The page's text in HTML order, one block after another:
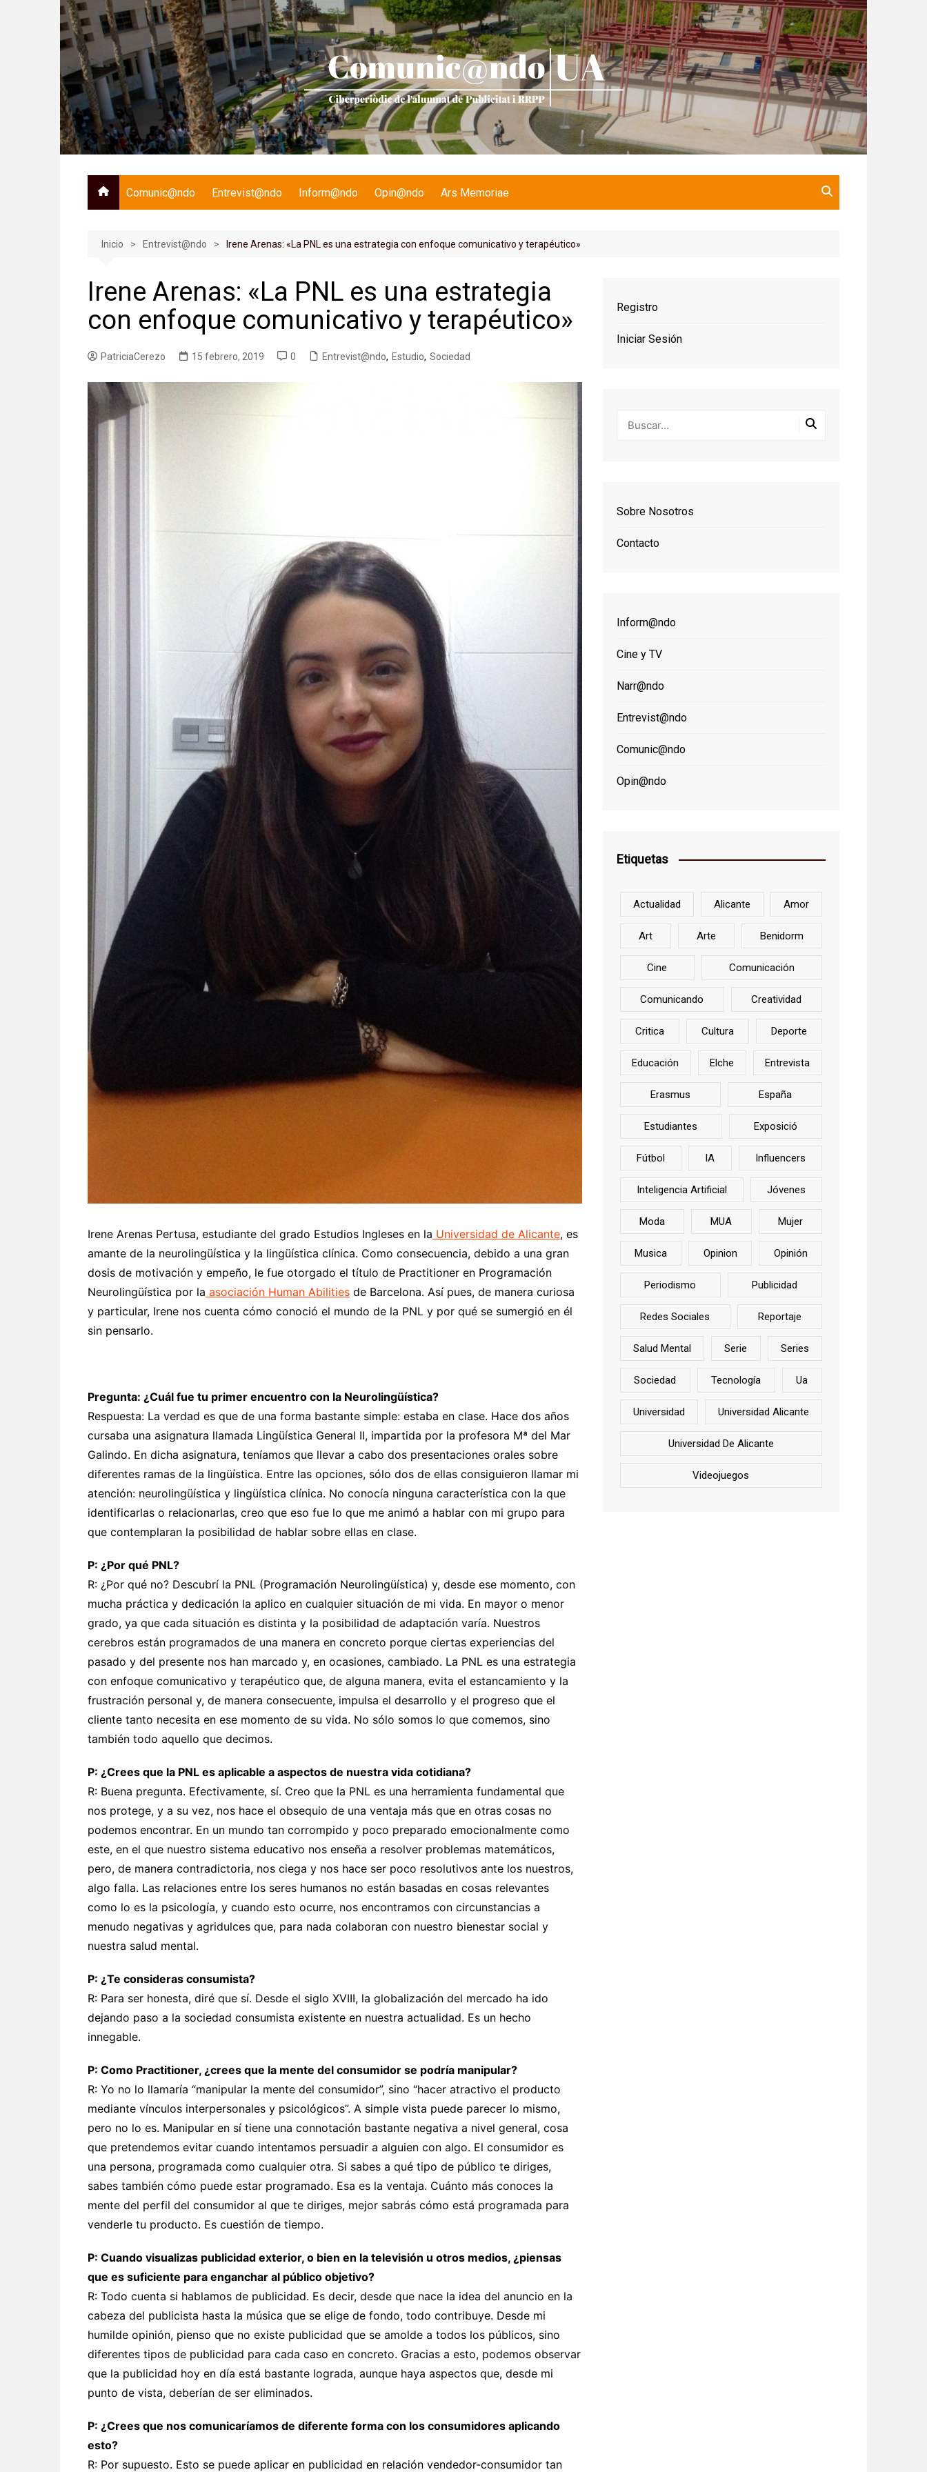
Comunic@ndo Entrevist@ndo Inform@ndo Opin@ndo Ars Memoriae
Inicio Entrevist@ndo Irene Arenas: «La PNL es una estrategia con enfoque comunicativo y terapéutico»
Irene Arenas: «La PNL es una estrategia
con enfoque comunicativo y terapéutico»
PatriciaCerezo 15 febrero, 2019 0 Entrevist@ndo, Estudio, Sociedad
Irene Arenas Pertusa, estudiante del grado Estudios Ingleses en la Universidad de Alicante, es
amante de la neurolingüística y la lingüística clínica. Como consecuencia, debido a una gran
dosis de motivación y empeño, le fue otorgado el título de Practitioner en Programación
Neurolingüística por la asociación Human Abilities de Barcelona. Así pues, de manera curiosa
y particular, Irene nos cuenta cómo conoció el mundo de la PNL y por qué se sumergió en él
sin pensarlo.
Pregunta: ¿Cuál fue tu primer encuentro con la Neurolingüística?
Respuesta: La verdad es que de una forma bastante simple: estaba en clase. Hace dos años
cursaba una asignatura llamada Lingüística General II, impartida por la profesora Mª del Mar
Galindo. En dicha asignatura, teníamos que llevar a cabo dos presentaciones orales sobre
diferentes ramas de la lingüística. Entre las opciones, sólo dos de ellas consiguieron llamar mi
atención: neurolingüística y lingüística clínica. No conocía ninguna característica con la que
identificarlas o relacionarlas, creo que eso fue lo que me animó a hablar con mi grupo para
que contemplaran la posibilidad de hablar sobre ellas en clase.
P: ¿Por qué PNL?
R: ¿Por qué no? Descubrí la PNL (Programación Neurolingüística) y, desde ese momento, con
mucha práctica y dedicación la aplico en cualquier situación de mi vida. En mayor o menor
grado, ya que cada situación es distinta y la posibilidad de adaptación varía. Nuestros
cerebros están programados de una manera en concreto porque ciertas experiencias del
pasado y del presente nos han marcado y, en ocasiones, cambiado. La PNL es una estrategia
con enfoque comunicativo y terapéutico que, de alguna manera, evita el estancamiento y la
frustración personal y, de manera consecuente, impulsa el desarrollo y el progreso que el
cliente tanto necesita en ese momento de su vida. No sólo somos lo que comemos, sino
también todo aquello que decimos.
P: ¿Crees que la PNL es aplicable a aspectos de nuestra vida cotidiana?
R: Buena pregunta. Efectivamente, sí. Creo que la PNL es una herramienta fundamental que
nos protege, y a su vez, nos hace el obsequio de una ventaja más que en otras cosas no
podemos encontrar. En un mundo tan corrompido y poco preparado emocionalmente como
este, en el que nuestro sistema educativo nos enseña a resolver problemas matemáticos,
pero, de manera contradictoria, nos ciega y nos hace ser poco resolutivos ante los nuestros,
algo falla. Las relaciones entre los seres humanos no están basadas en cosas relevantes
como lo es la psicología, y cuando esto ocurre, nos encontramos con circunstancias a
menudo negativas y agridulces que, para nada colaboran con nuestro bienestar social y
nuestra salud mental.
P: ¿Te consideras consumista?
R: Para ser honesta, diré que sí. Desde el siglo XVIII, la globalización del mercado ha ido
dejando paso a la sociedad consumista existente en nuestra actualidad. Es un hecho
innegable.
P: Como Practitioner, ¿crees que la mente del consumidor se podría manipular?
R: Yo no lo llamaría “manipular la mente del consumidor”, sino “hacer atractivo el producto
mediante vínculos interpersonales y psicológicos”. A simple vista puede parecer lo mismo,
pero no lo es. Manipular en sí tiene una connotación bastante negativa a nivel general, cosa
que pretendemos evitar cuando intentamos persuadir a alguien con algo. El consumidor es
una persona, programada como cualquier otra. Si sabes a qué tipo de público te diriges,
sabes también cómo puede estar programado. Esa es la ventaja. Cuánto más conoces la
mente del perfil del consumidor al que te diriges, mejor sabrás cómo está programada para
venderle tu producto. Es cuestión de tiempo.
P: Cuando visualizas publicidad exterior, o bien en la televisión u otros medios, ¿piensas
que es suficiente para enganchar al público objetivo?
R: Todo cuenta si hablamos de publicidad. Es decir, desde que nace la idea del anuncio en la
cabeza del publicista hasta la música que se elige de fondo, todo contribuye. Desde mi
humilde opinión, pienso que no existe publicidad que se amolde a todos los públicos, sino
diferentes tipos de publicidad para cada caso en concreto. Gracias a esto, podemos observar
que la publicidad hoy en día está bastante lograda, aunque haya aspectos que, desde mi
punto de vista, deberían de ser eliminados.
P: ¿Crees que nos comunicaríamos de diferente forma con los consumidores aplicando
esto?
R: Por supuesto. Esto se puede aplicar en publicidad en relación vendedor-consumidor tan
Registro
Iniciar Sesión
Sobre Nosotros
Contacto
Inform@ndo
Cine y TV
Narr@ndo
Entrevist@ndo
Comunic@ndo
Opin@ndo
Etiquetas
Actualidad Alicante Amor
Art Arte Benidorm
Cine Comunicación
Comunicando Creatividad
Critica Cultura Deporte
Educación Elche Entrevista
Erasmus España
Estudiantes Exposició
Fútbol IA Influencers
Inteligencia Artificial Jóvenes
Moda MUA Mujer
Musica Opinion Opinión
Periodismo Publicidad
Redes Sociales Reportaje
Salud Mental Serie Series
Sociedad Tecnología Ua
Universidad Universidad Alicante
Universidad De Alicante
Videojuegos